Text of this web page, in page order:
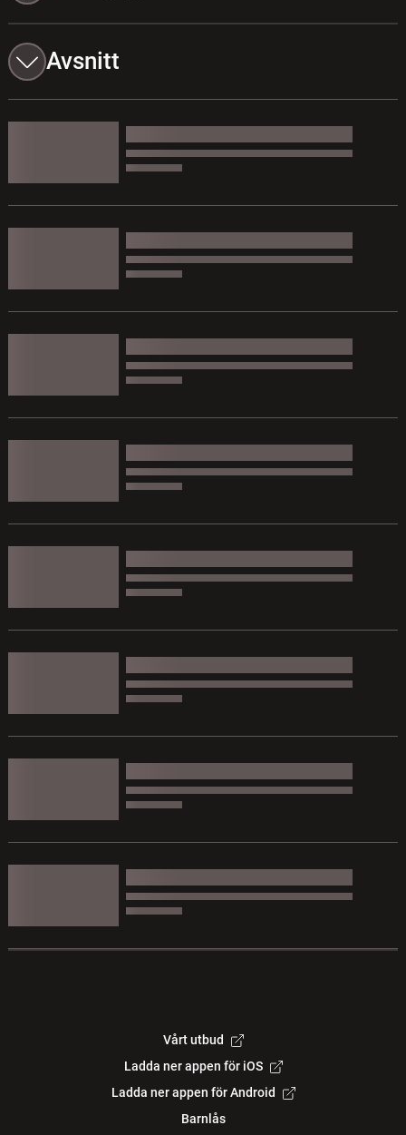
Avsnitt
Vårt utbud
Ladda ner appen för iOS
Ladda ner appen för Android
Barnlås